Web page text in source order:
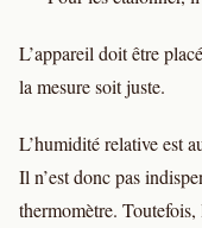
L’appareil doit être
la mesure soit juste.
L’humidité relative est
Il n’est donc pas
thermomètre.